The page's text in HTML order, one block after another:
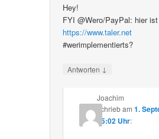
Hey!
FYI @Wero/PayPal: hier ist
https://www.taler.net
#werimplementierts?
Antworten ↓
Joachim
schriebam 1.
15:02 Uhr: